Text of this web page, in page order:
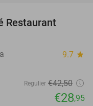
Restaurant
9.7 star
Regulier €42,50
€28,95